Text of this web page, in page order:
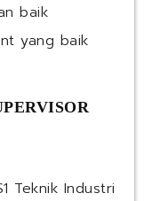
baik
yang baik
Teknik Industri